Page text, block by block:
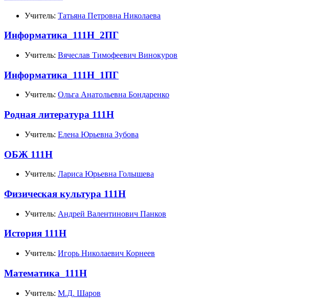
Учитель: Татьяна Петровна Николаева
Информатика_111Н_2ПГ
Учитель: Вячеслав Тимофеевич Винокуров
Информатика_111Н_1ПГ
Учитель: Ольга Анатольевна Бондаренко
Родная литература 111Н
Учитель: Елена Юрьевна Зубова
ОБЖ 111Н
Учитель: Лариса Юрьевна Голышева
Физическая культура 111Н
Учитель: Андрей Валентинович Панков
История 111Н
Учитель: Игорь Николаевич Корнеев
Математика_111Н
Учитель: М.Д. Шаров